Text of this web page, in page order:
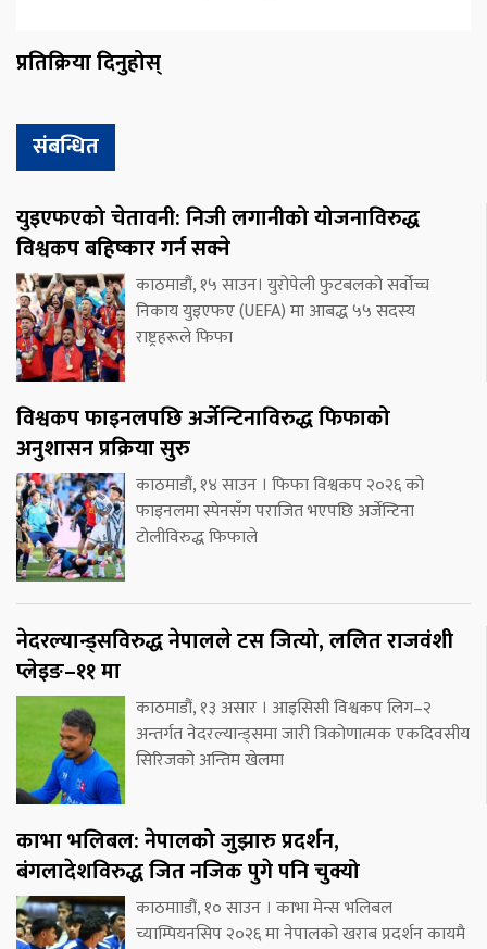
प्रतिक्रिया दिनुहोस्
संबन्धित
युइएफएको चेतावनी: निजी लगानीको योजनाविरुद्ध
विश्वकप बहिष्कार गर्न सक्ने
काठमाडौं, १५ साउन। युरोपेली फुटबलको सर्वोच्च
निकाय युइएफए (UEFA) मा आबद्ध ५५ सदस्य
राष्ट्रहरूले फिफा
विश्वकप फाइनलपछि अर्जेन्टिनाविरुद्ध फिफाको
अनुशासन प्रक्रिया सुरु
काठमाडौं, १४ साउन । फिफा विश्वकप २०२६ को
फाइनलमा स्पेनसँग पराजित भएपछि अर्जेन्टिना
टोलीविरुद्ध फिफाले
नेदरल्यान्ड्सविरुद्ध नेपालले टस जित्यो, ललित राजवंशी
प्लेइङ–११ मा
काठमाडौं, १३ असार । आइसिसी विश्वकप लिग–२
अन्तर्गत नेदरल्यान्ड्समा जारी त्रिकोणात्मक एकदिवसीय
सिरिजको अन्तिम खेलमा
काभा भलिबल: नेपालको जुझारु प्रदर्शन,
बंगलादेशविरुद्ध जित नजिक पुगे पनि चुक्यो
काठमााडौं, १० साउन । काभा मेन्स भलिबल
च्याम्पियनसिप २०२६ मा नेपालको खराब प्रदर्शन कायमै